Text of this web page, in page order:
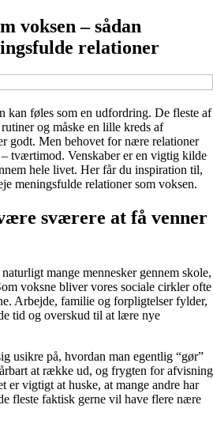
voksen – sådan
relationer
kan føles som en udfordring. De fleste af
og måske en lille kreds af
godt. Men behovet for nære relationer
tværtimod. Venskaber er en vigtig kilde
hele livet. Her får du inspiration til,
meningsfulde relationer som voksen.
sværere at få venner
mange mennesker gennem skole,
voksne bliver vores sociale cirkler ofte
Arbejde, familie og forpligtelser fylder,
tid og overskud til at lære nye
usikre på, hvordan man egentlig “gør”
at række ud, og frygten for afvisning
er vigtigt at huske, at mange andre har
fleste faktisk gerne vil have flere nære